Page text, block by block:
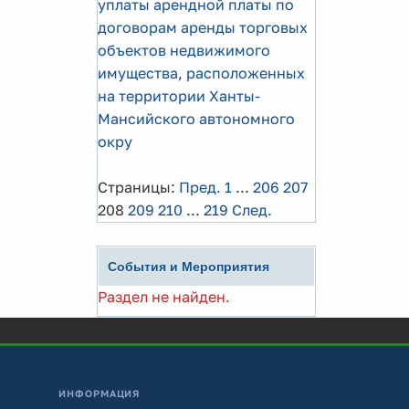
уплаты арендной платы по
договорам аренды торговых
объектов недвижимого
имущества, расположенных
на территории Ханты-
Мансийского автономного
окру
Страницы: Пред. 1 ... 206 207
208 209 210 ... 219 След.
События и Мероприятия
Раздел не найден.
ИНФОРМАЦИЯ